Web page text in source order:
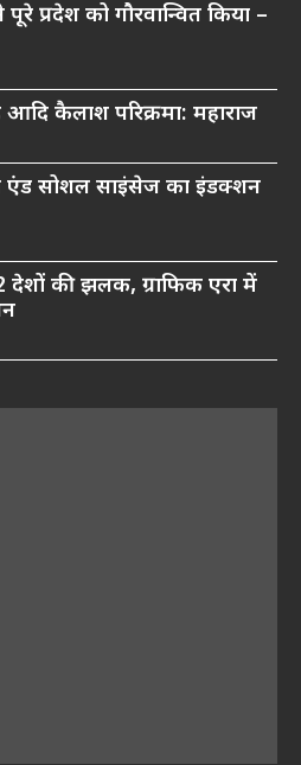
प्रदेश को गौरवान्वित किया –
आदि कैलाश परिक्रमा: महाराज
एंड सोशल साइंसेज का इंडक्शन
देशों की झलक, ग्राफिक एरा में